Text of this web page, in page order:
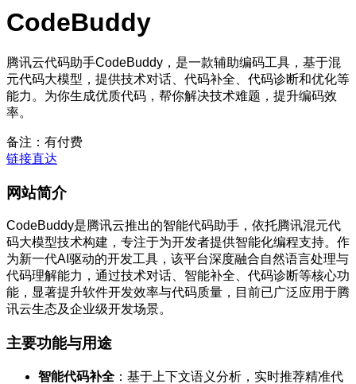
CodeBuddy
腾讯云代码助手CodeBuddy，是一款辅助编码工具，基于混
元代码大模型，提供技术对话、代码补全、代码诊断和优化等
能力。为你生成优质代码，帮你解决技术难题，提升编码效
率。
备注：有付费
链接直达
网站简介
CodeBuddy是腾讯云推出的智能代码助手，依托腾讯混元代
码大模型技术构建，专注于为开发者提供智能化编程支持。作
为新一代AI驱动的开发工具，该平台深度融合自然语言处理与
代码理解能力，通过技术对话、智能补全、代码诊断等核心功
能，显著提升软件开发效率与代码质量，目前已广泛应用于腾
讯云生态及企业级开发场景。
主要功能与用途
智能代码补全 ：基于上下文语义分析，实时推荐精准代